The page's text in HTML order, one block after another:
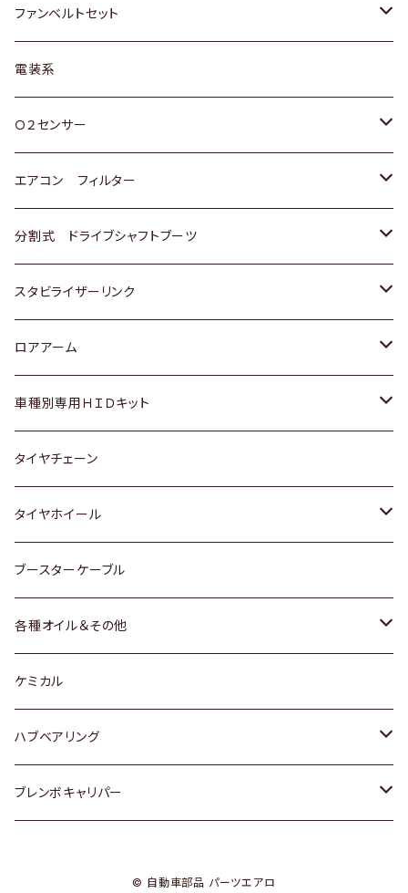
スバル
日野
マツダ
三菱
スバル
マツダ
ダイハツ
マツダ
三菱
スバル
スズキ
日産
ダイハツ
マツダ
三菱
スバル
トヨタ
スズキ
ダイハツ
三菱
スバル
ファンベルトセット
トヨタ
ホンダ
スズキ
日産
いすゞ
ダイハツ
マツダ
三菱
スバル
レクサス
電装系
Ｏ２センサー
トヨタ
ホンダ
スズキ
日産
ダイハツ
マツダ
三菱
スバル
エアコン フィルター
トヨタ
ホンダ
スズキ
日産
いすゞ
ダイハツ
マツダ
三菱
スバル
分割式 ドライブシャフトブーツ
トヨタ
ホンダ
スズキ
日産
ダイハツ
スバル
スタビライザーリンク
トヨタ
ホンダ
スズキ
日産
ダイハツ
マツダ
ロアアーム
ホンダ
スズキ
日産
ダイハツ
マツダ
スバル
車種別専用ＨＩＤキット
トヨタ
マツダ
タイヤチェーン
タイヤホイール
トヨタ
ホンダ
スズキ
日産
ダイハツ
ブースターケーブル
各種オイル＆その他
ディーデル洗浄添加剤
ケミカル
ハブベアリング
トヨタ
ブレンボキャリパー
© 自動車部品 パーツエアロ